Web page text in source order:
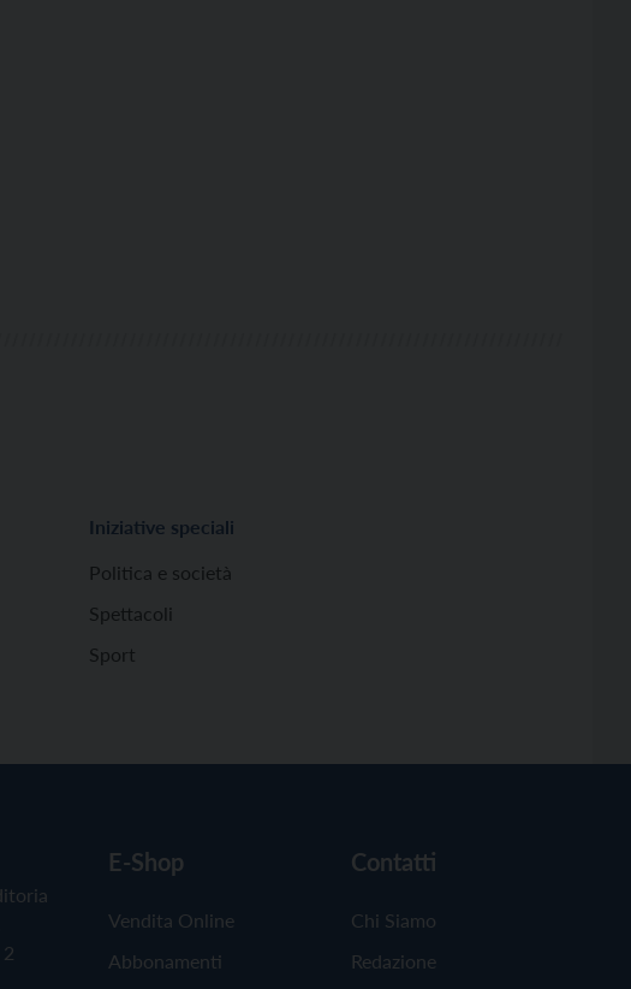
Iniziative speciali
Politica e società
Spettacoli
Sport
E-Shop
Vendita Online
Abbonamenti
Contatti
Chi Siamo
Redazione